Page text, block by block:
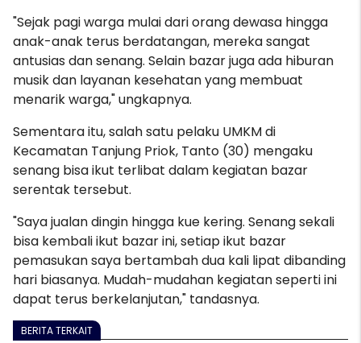
"Sejak pagi warga mulai dari orang dewasa hingga
anak-anak terus berdatangan, mereka sangat
antusias dan senang. Selain bazar juga ada hiburan
musik dan layanan kesehatan yang membuat
menarik warga," ungkapnya.
Sementara itu, salah satu pelaku UMKM di
Kecamatan Tanjung Priok, Tanto (30) mengaku
senang bisa ikut terlibat dalam kegiatan bazar
serentak tersebut.
"Saya jualan dingin hingga kue kering. Senang sekali
bisa kembali ikut bazar ini, setiap ikut bazar
pemasukan saya bertambah dua kali lipat dibanding
hari biasanya. Mudah-mudahan kegiatan seperti ini
dapat terus berkelanjutan," tandasnya.
BERITA TERKAIT